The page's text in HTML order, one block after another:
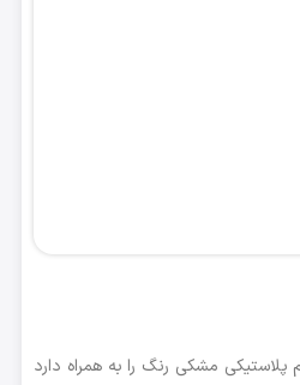
پلاستیکی مشکی رنگ را به همراه دارد